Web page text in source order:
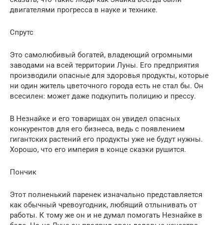
двигателями прогресса в науке и технике.
Спрутс
Это самолюбивый богатей, владеющий огромными
заводами на всей территории Луны. Его предприятия
производили опасные для здоровья продукты, которые
ни один житель цветочного города есть не стал бы. Он
всесилен: может даже подкупить полицию и прессу.
В Незнайке и его товарищах он увидел опасных
конкурентов для его бизнеса, ведь с появлением
гигантских растений его продукты уже не будут нужны.
Хорошо, что его империя в конце сказки рушится.
Пончик
Этот полненький паренек изначально представляется
как обычный чревоугодник, любящий отлынивать от
работы. К тому же он и не думал помогать Незнайке в